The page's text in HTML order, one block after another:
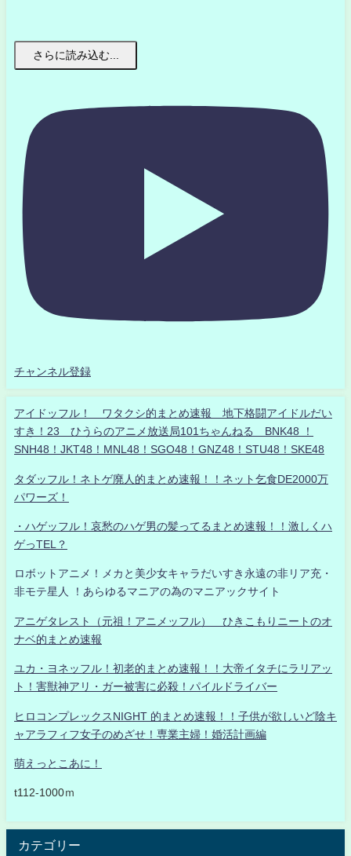
さらに読み込む...
チャンネル登録
アイドッフル！ ワタクシ的まとめ速報 地下格闘アイドルだい
すき！23 ひうらのアニメ放送局101ちゃんねる BNK48 ！
SNH48！JKT48！MNL48！SGO48！GNZ48！STU48！SKE48
タダッフル！ネトゲ廃人的まとめ速報！！ネット乞食DE2000万
パワーズ！
・ハゲッフル！哀愁のハゲ男の髪ってるまとめ速報！！激しくハ
ゲっTEL？
ロボットアニメ！メカと美少女キャラだいすき永遠の非リア充・
非モテ星人 ！あらゆるマニアの為のマニアックサイト
アニゲタレスト（元祖！アニメッフル） ひきこもりニートのオ
ナベ的まとめ速報
ユカ・ヨネッフル！初老的まとめ速報！！大帝イタチにラリアッ
ト！害獣神アリ・ガー被害に必殺！パイルドライバー
ヒロコンプレックスNIGHT 的まとめ速報！！子供が欲しいど陰キ
ャアラフィフ女子のめざせ！専業主婦！婚活計画編
萌えっとこあに！
t112-1000ｍ
カテゴリー